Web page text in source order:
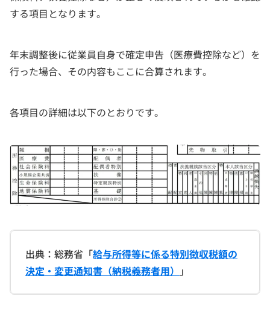
する項目となります。
年末調整後に従業員自身で確定申告（医療費控除など）を
行った場合、その内容もここに合算されます。
各項目の詳細は以下のとおりです。
出典：総務省「給与所得等に係る特別徴収税額の
決定・変更通知書（納税義務者用） 」